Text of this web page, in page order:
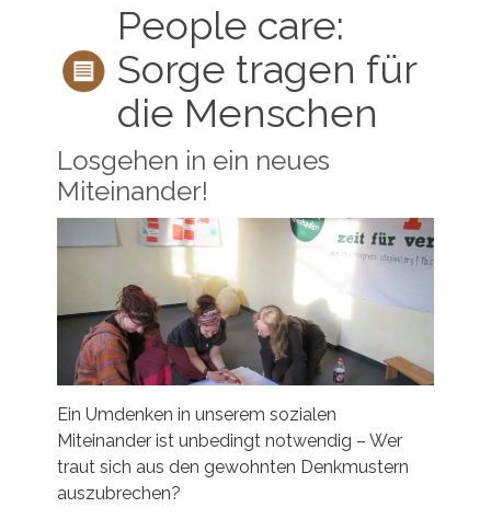
People care:
Sorge tragen für
die Menschen
Losgehen in ein neues
Miteinander!
Ein Umdenken in unserem sozialen
Miteinander ist unbedingt notwendig – Wer
traut sich aus den gewohnten Denkmustern
auszubrechen?